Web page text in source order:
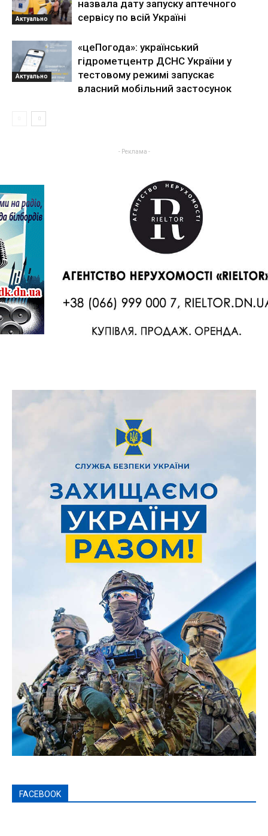
Актуально
назвала дату запуску аптечного
сервісу по всій Україні
Актуально
«цеПогода»: український
гідрометцентр ДСНС України у
тестовому режимі запускає
власний мобільний застосунок
- Реклама -
FACEBOOK